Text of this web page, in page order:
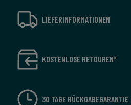
LIEFERINFORMATIONEN
KOSTENLOSE RETOUREN*
30 TAGE RÜCKGABEGARANTIE